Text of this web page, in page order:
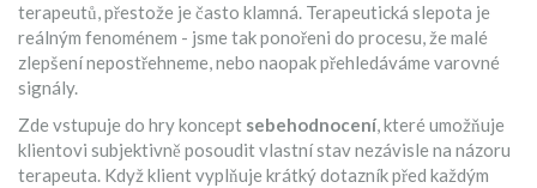
terapeutů, přestože je často klamná. Terapeutická slepota je
reálným fenoménem - jsme tak ponořeni do procesu, že malé
zlepšení nepostřehneme, nebo naopak přehledáváme varovné
signály.
Zde vstupuje do hry koncept sebehodnocení, které umožňuje
klientovi subjektivně posoudit vlastní stav nezávisle na názoru
terapeuta. Když klient vyplňuje krátký dotazník před každým